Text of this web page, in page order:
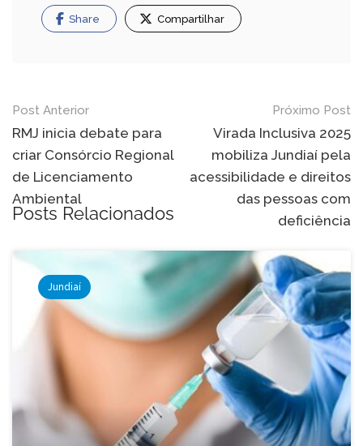
Share Compartilhar
Navegação
de
Post
Post Anterior
RMJ inicia debate para
criar Consórcio Regional
de Licenciamento
Ambiental
Próximo Post
Virada Inclusiva 2025
mobiliza Jundiaí pela
acessibilidade e direitos
das pessoas com
deficiência
Posts Relacionados
Jundiaí